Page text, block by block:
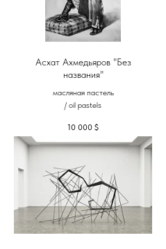
Асхат Ахмедьяров "Без
названия"
масляная пастель
/ oil pastels
10 000 $